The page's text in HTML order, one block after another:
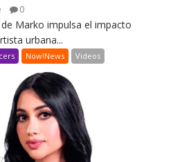
0
Marko impulsa el impacto
urbana...
Now!News Videos